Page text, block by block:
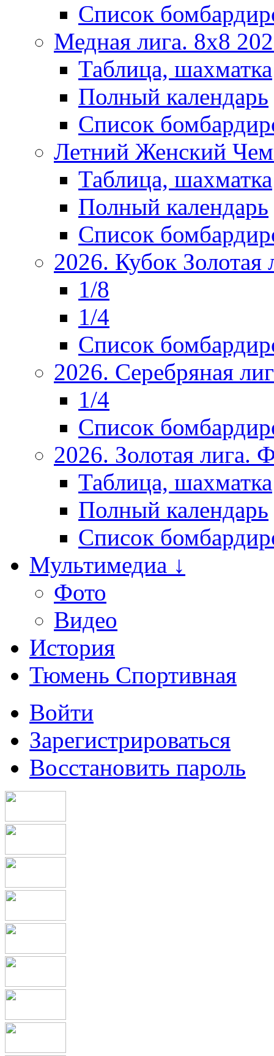
Список
Медная лига. 8x8
Таблица, шахматка
Полный календарь
Список
Летний Женский
Таблица, шахматка
Полный календарь
Список
2026. Кубок Золотая
1/8
1/4
Список
2026. Серебряная
1/4
Список
2026. Золотая
Таблица, шахматка
Полный календарь
Список
Мультимедиа ↓
Фото
Видео
История
Тюмень Спортивная
Войти
Зарегистрироваться
Восстановить пароль